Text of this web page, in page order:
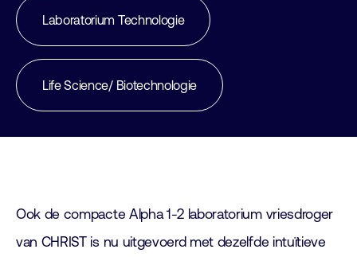
Laboratorium Technologie
Life Science/ Biotechnologie
Ook de compacte Alpha 1-2 laboratorium vriesdroger
van CHRIST is nu uitgevoerd met dezelfde intuïtieve